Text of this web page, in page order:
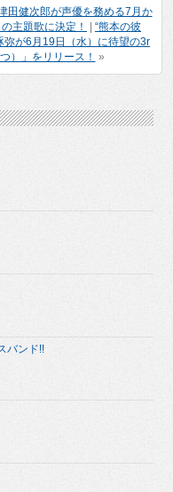
田健次郎が声優を務める7月か
主題歌に決定！
“熊本の彼
弥が6月19日（水）に待望の3r
）」をリリース！ »
バンド!!